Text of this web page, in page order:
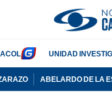
UNIDAD
ABELARDO DE LA